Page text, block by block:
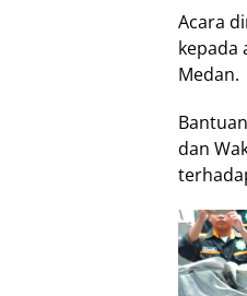
Acara
kepada
Medan.
dan